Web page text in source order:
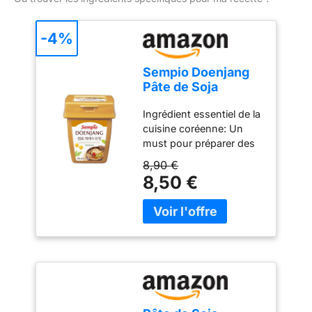
Sempio Doenjang
Pâte de Soja
Coréenne 460 g
Ingrédient essentiel de la
cuisine coréenne: Un
must pour préparer des
authentiques et
traditionnels Origine du
produit: Fabriqué en
Corée du Sud pour
Utilisations variées:
Délicieux sur des pâtes, à
utiliser dans une soupe
ou comme trempette
8,90 €
8,50 €
-4%